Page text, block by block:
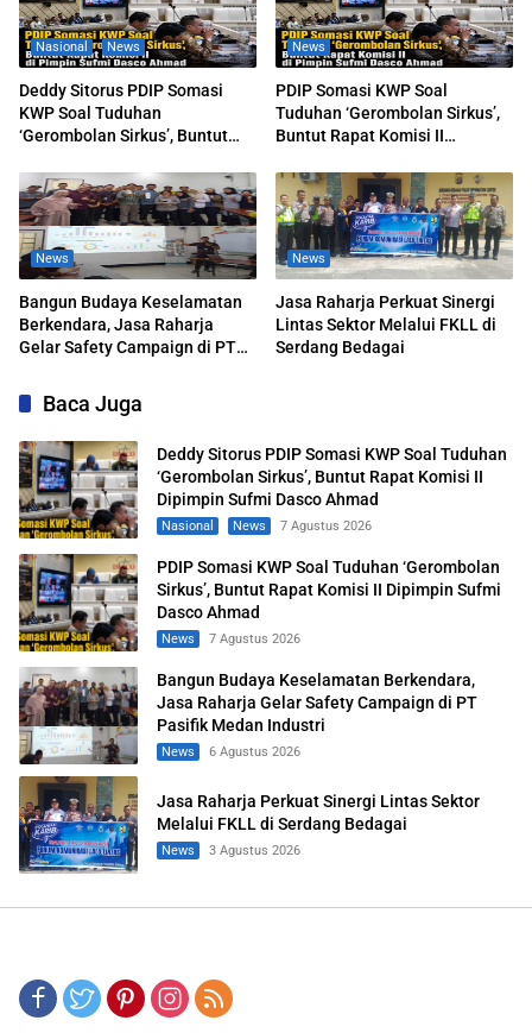
Nasional News
Deddy Sitorus PDIP Somasi
KWP Soal Tuduhan
‘Gerombolan Sirkus’, Buntut
Dasco Ahmad
News
PDIP Somasi KWP Soal
Tuduhan ‘Gerombolan Sirkus’,
Buntut Rapat Komisi II
News
Bangun Budaya Keselamatan
Berkendara, Jasa Raharja
Gelar Safety Campaign di PT
News
Jasa Raharja Perkuat Sinergi
Lintas Sektor Melalui FKLL di
Serdang Bedagai
Baca Juga
Deddy Sitorus PDIP Somasi KWP Soal Tuduhan
‘Gerombolan Sirkus’, Buntut Rapat Komisi II
Dipimpin Sufmi Dasco Ahmad
Nasional News 7 Agustus 2026
PDIP Somasi KWP Soal Tuduhan ‘Gerombolan
Sirkus’, Buntut Rapat Komisi II Dipimpin Sufmi
Dasco Ahmad
News 7 Agustus 2026
Bangun Budaya Keselamatan Berkendara,
Jasa Raharja Gelar Safety Campaign di PT
Pasifik Medan Industri
News 6 Agustus 2026
Jasa Raharja Perkuat Sinergi Lintas Sektor
Melalui FKLL di Serdang Bedagai
News 3 Agustus 2026